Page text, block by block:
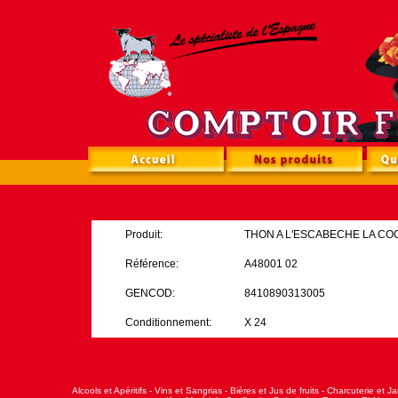
Produit: THON A L'ESCABECHE LA
Référence: A48001 02
GENCOD: 8410890313005
Conditionnement: X 24
Alcools et Apéritifs - Vins et Sangrias - Bières et Jus de fruits - Charcuterie et